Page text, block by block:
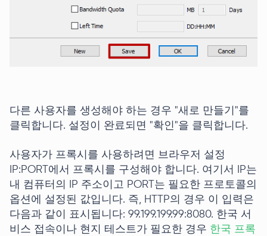
다른 사용자를 생성해야 하는 경우 "새로 만들기"를
클릭합니다. 설정이 완료되면 "확인"을 클릭합니다.
사용자가 프록시를 사용하려면 브라우저 설정
IP:PORT에서 프록시를 구성해야 합니다. 여기서 IP는
내 컴퓨터의 IP 주소이고 PORT는 필요한 프로토콜의
옵션에 설정된 값입니다. 즉, HTTP의 경우 이 입력은
다음과 같이 표시됩니다: 99.199.199.99:8080. 한국 서
비스 접속이나 현지 테스트가 필요한 경우 한국 프록